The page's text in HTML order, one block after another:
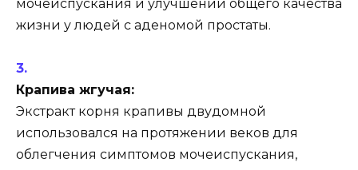
мочеиспускания и улучшении общего качества
жизни у людей с аденомой простаты.
Крапива жгучая:
Экстракт корня крапивы двудомной
использовался на протяжении веков для
облегчения симптомов мочеиспускания,